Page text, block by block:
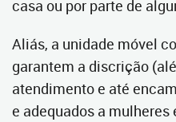
casa ou por parte de
Aliás, a unidade móvel
garantem a discrição
atendimento e até
e adequados a